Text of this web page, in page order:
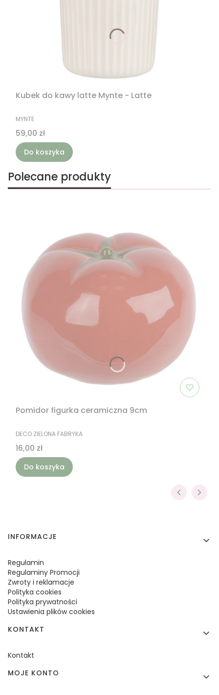
Kubek do kawy latte Mynte - Latte
PRODUCENT
MYNTE
Cena
59,00 zł
Do koszyka
Polecane produkty
Pomidor figurka ceramiczna 9cm
PRODUCENT
DECO ZIELONA FABRYKA
Cena
16,00 zł
Do koszyka
Linki w stopce
INFORMACJE
Regulamin
Regulaminy Promocji
Zwroty i reklamacje
Polityka cookies
Polityka prywatności
Ustawienia plików cookies
KONTAKT
Kontakt
MOJE KONTO